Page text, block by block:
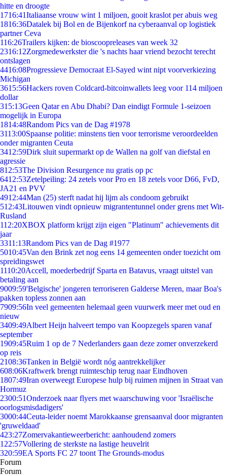
hitte en droogte
1716:41Italiaanse vrouw wint 1 miljoen, gooit kraslot per abuis weg
1816:36Datalek bij Bol en de Bijenkorf na cyberaanval op logistiek
partner Ceva
116:26Trailers kijken: de bioscoopreleases van week 32
2316:12Zorgmedewerkster die 's nachts haar vriend bezocht terecht
ontslagen
4416:08Progressieve Democraat El-Sayed wint nipt voorverkiezing
Michigan
3615:56Hackers roven Coldcard-bitcoinwallets leeg voor 114 miljoen
dollar
315:13Geen Qatar en Abu Dhabi? Dan eindigt Formule 1-seizoen
mogelijk in Europa
1814:48Random Pics van de Dag #1978
3113:00Spaanse politie: minstens tien voor terrorisme veroordeelden
onder migranten Ceuta
3412:59Dirk sluit supermarkt op de Wallen na golf van diefstal en
agressie
812:53The Division Resurgence nu gratis op pc
6412:53Zetelpeiling: 24 zetels voor Pro en 18 zetels voor D66, FvD,
JA21 en PVV
4912:44Man (25) sterft nadat hij lijm als condoom gebruikt
512:43Litouwen vindt opnieuw migrantentunnel onder grens met Wit-
Rusland
112:20XBOX platform krijgt zijn eigen "Platinum" achievements dit
jaar
3311:13Random Pics van de Dag #1977
5010:45Van den Brink zet nog eens 14 gemeenten onder toezicht om
spreidingswet
1110:20Accell, moederbedrijf Sparta en Batavus, vraagt uitstel van
betaling aan
9009:59'Belgische' jongeren terroriseren Galderse Meren, maar Boa's
pakken topless zonnen aan
7909:56In veel gemeenten helemaal geen vuurwerk meer met oud en
nieuw
3409:49Albert Heijn halveert tempo van Koopzegels sparen vanaf
september
1909:45Ruim 1 op de 7 Nederlanders gaan deze zomer onverzekerd
op reis
2108:36Tanken in België wordt nóg aantrekkelijker
608:06Kraftwerk brengt ruimteschip terug naar Eindhoven
1807:49Iran overweegt Europese hulp bij ruimen mijnen in Straat van
Hormuz
2300:51Onderzoek naar flyers met waarschuwing voor 'Israëlische
oorlogsmisdadigers'
3000:44Ceuta-leider noemt Marokkaanse grensaanval door migranten
'gruweldaad'
423:27Zomervakantieweerbericht: aanhoudend zomers
1 22:57Vollering de sterkste na lastige heuvelrit
320:59EA Sports FC 27 toont The Grounds-modus
Forum
Forum